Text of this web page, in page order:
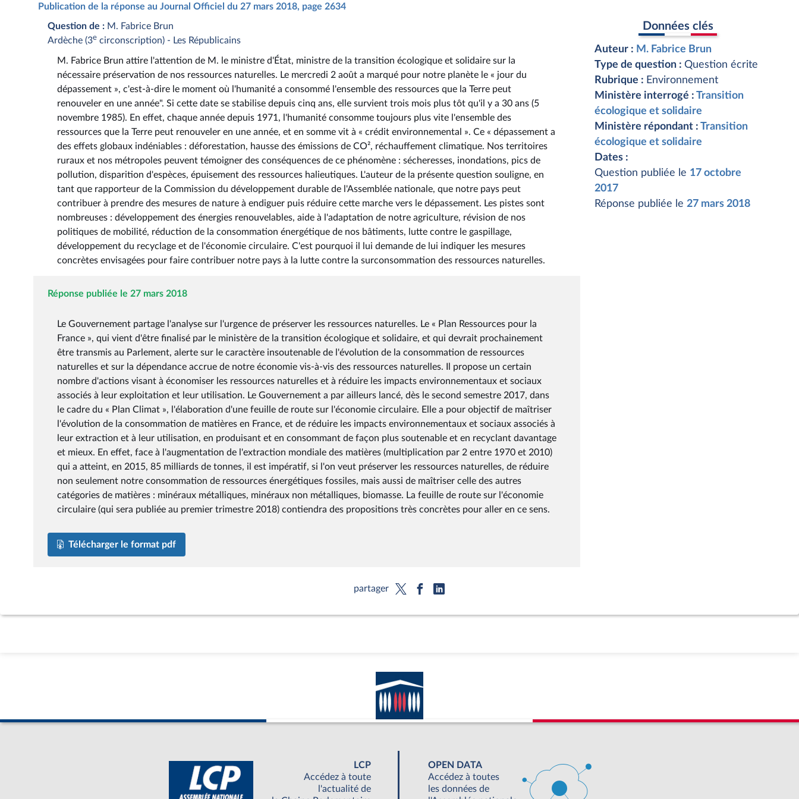
Publication de la réponse au Journal Officiel du 27 mars 2018, page 2634
Question de : M. Fabrice Brun
Ardèche (3e circonscription) - Les Républicains
M. Fabrice Brun attire l'attention de M. le ministre d'État, ministre de la transition écologique et solidaire sur la
nécessaire préservation de nos ressources naturelles. Le mercredi 2 août a marqué pour notre planète le « jour du
dépassement », c'est-à-dire le moment où l'humanité a consommé l'ensemble des ressources que la Terre peut
renouveler en une année". Si cette date se stabilise depuis cinq ans, elle survient trois mois plus tôt qu'il y a 30 ans (5
novembre 1985). En effet, chaque année depuis 1971, l'humanité consomme toujours plus vite l'ensemble des
ressources que la Terre peut renouveler en une année, et en somme vit à « crédit environnemental ». Ce « dépassement a
des effets globaux indéniables : déforestation, hausse des émissions de CO², réchauffement climatique. Nos territoires
ruraux et nos métropoles peuvent témoigner des conséquences de ce phénomène : sécheresses, inondations, pics de
pollution, disparition d'espèces, épuisement des ressources halieutiques. L'auteur de la présente question souligne, en
tant que rapporteur de la Commission du développement durable de l'Assemblée nationale, que notre pays peut
contribuer à prendre des mesures de nature à endiguer puis réduire cette marche vers le dépassement. Les pistes sont
nombreuses : développement des énergies renouvelables, aide à l'adaptation de notre agriculture, révision de nos
politiques de mobilité, réduction de la consommation énergétique de nos bâtiments, lutte contre le gaspillage,
développement du recyclage et de l'économie circulaire. C'est pourquoi il lui demande de lui indiquer les mesures
concrètes envisagées pour faire contribuer notre pays à la lutte contre la surconsommation des ressources naturelles.
Réponse publiée le 27 mars 2018
Le Gouvernement partage l'analyse sur l'urgence de préserver les ressources naturelles. Le « Plan Ressources pour la
France », qui vient d'être finalisé par le ministère de la transition écologique et solidaire, et qui devrait prochainement
être transmis au Parlement, alerte sur le caractère insoutenable de l'évolution de la consommation de ressources
naturelles et sur la dépendance accrue de notre économie vis-à-vis des ressources naturelles. Il propose un certain
nombre d'actions visant à économiser les ressources naturelles et à réduire les impacts environnementaux et sociaux
associés à leur exploitation et leur utilisation. Le Gouvernement a par ailleurs lancé, dès le second semestre 2017, dans
le cadre du « Plan Climat », l'élaboration d'une feuille de route sur l'économie circulaire. Elle a pour objectif de maîtriser
l'évolution de la consommation de matières en France, et de réduire les impacts environnementaux et sociaux associés à
leur extraction et à leur utilisation, en produisant et en consommant de façon plus soutenable et en recyclant davantage
et mieux. En effet, face à l'augmentation de l'extraction mondiale des matières (multiplication par 2 entre 1970 et 2010)
qui a atteint, en 2015, 85 milliards de tonnes, il est impératif, si l'on veut préserver les ressources naturelles, de réduire
non seulement notre consommation de ressources énergétiques fossiles, mais aussi de maîtriser celle des autres
catégories de matières : minéraux métalliques, minéraux non métalliques, biomasse. La feuille de route sur l'économie
circulaire (qui sera publiée au premier trimestre 2018) contiendra des propositions très concrètes pour aller en ce sens.
Télécharger le format pdf
Données clés
Auteur : M. Fabrice Brun
Type de question : Question écrite
Rubrique : Environnement
Ministère interrogé : Transition
écologique et solidaire
Ministère répondant : Transition
écologique et solidaire
Dates :
Question publiée le 17 octobre
2017
Réponse publiée le 27 mars 2018
partager
LCP
Accédez à toute
l'actualité de
OPEN DATA
Accédez à toutes
les données de